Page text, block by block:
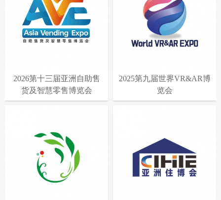
2026第十三届亚洲自助售
货及智慧零售博览会
2025第九届世界VR&AR博
览会